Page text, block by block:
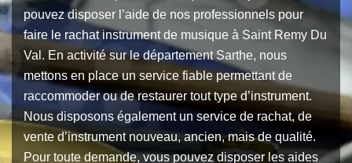
pouvez disposer l’aide de nos professionnels pour
faire le rachat instrument de musique à Saint Remy Du
Val. En activité sur le département Sarthe, nous
mettons en place un service fiable permettant de
raccommoder ou de restaurer tout type d’instrument.
Nous disposons également un service de rachat, de
vente d’instrument nouveau, ancien, mais de qualité.
Pour toute demande, vous pouvez disposer les aides